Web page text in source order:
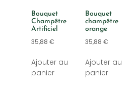
Bouquet
Champêtre
Artificiel
35,88 €
Ajouter au
panier
Bouquet
champêtre
orange
35,88 €
Ajouter au
panier